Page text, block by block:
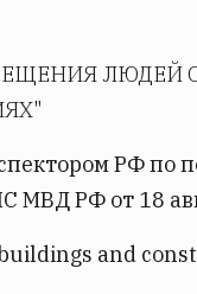
ЛЮДЕЙ
РФ по
МВД РФ от 18
and